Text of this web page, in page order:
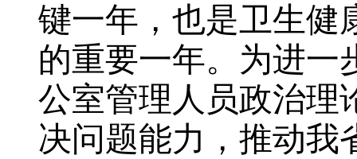
键一年，也是卫生健
的重要一年。 为进一
公室管理人员政治理
决问题能力，推动我